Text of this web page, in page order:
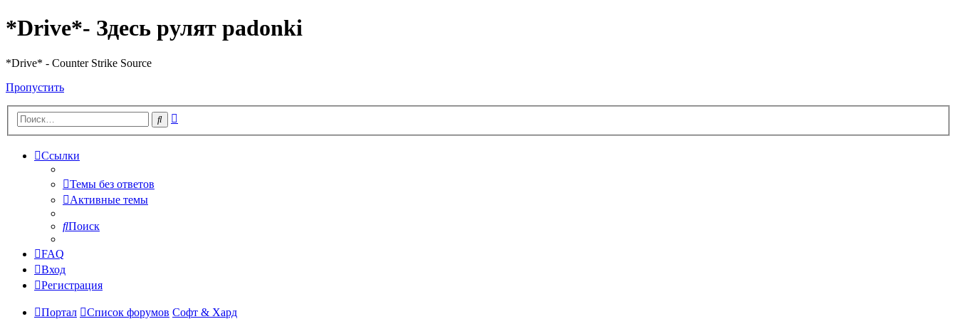
*Drive*- Здесь рулят padonki
*Drive* - Counter Strike Source
Пропустить
Поиск
Ссылки
Темы без ответов
Активные темы
Поиск
FAQ
Вход
Регистрация
Портал Список форумов Софт & Хард